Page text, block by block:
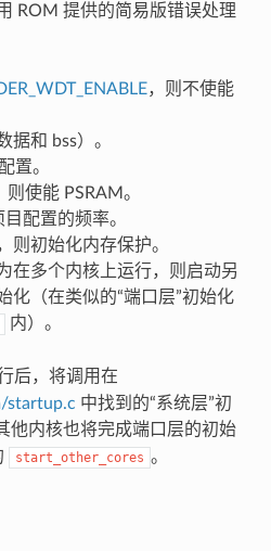
ROM 提供的简易版错误处理
，则不使能
据和 bss）。
置。
使能 PSRAM。
配置的频率。
则初始化内存保护。
在多个内核上运行，则启动另
化（在类似的“端口层”初始化
内）。
后，将调用在
startup.c 中找到的“系统层”初
他内核也将完成端口层的初始
start_other_cores 。